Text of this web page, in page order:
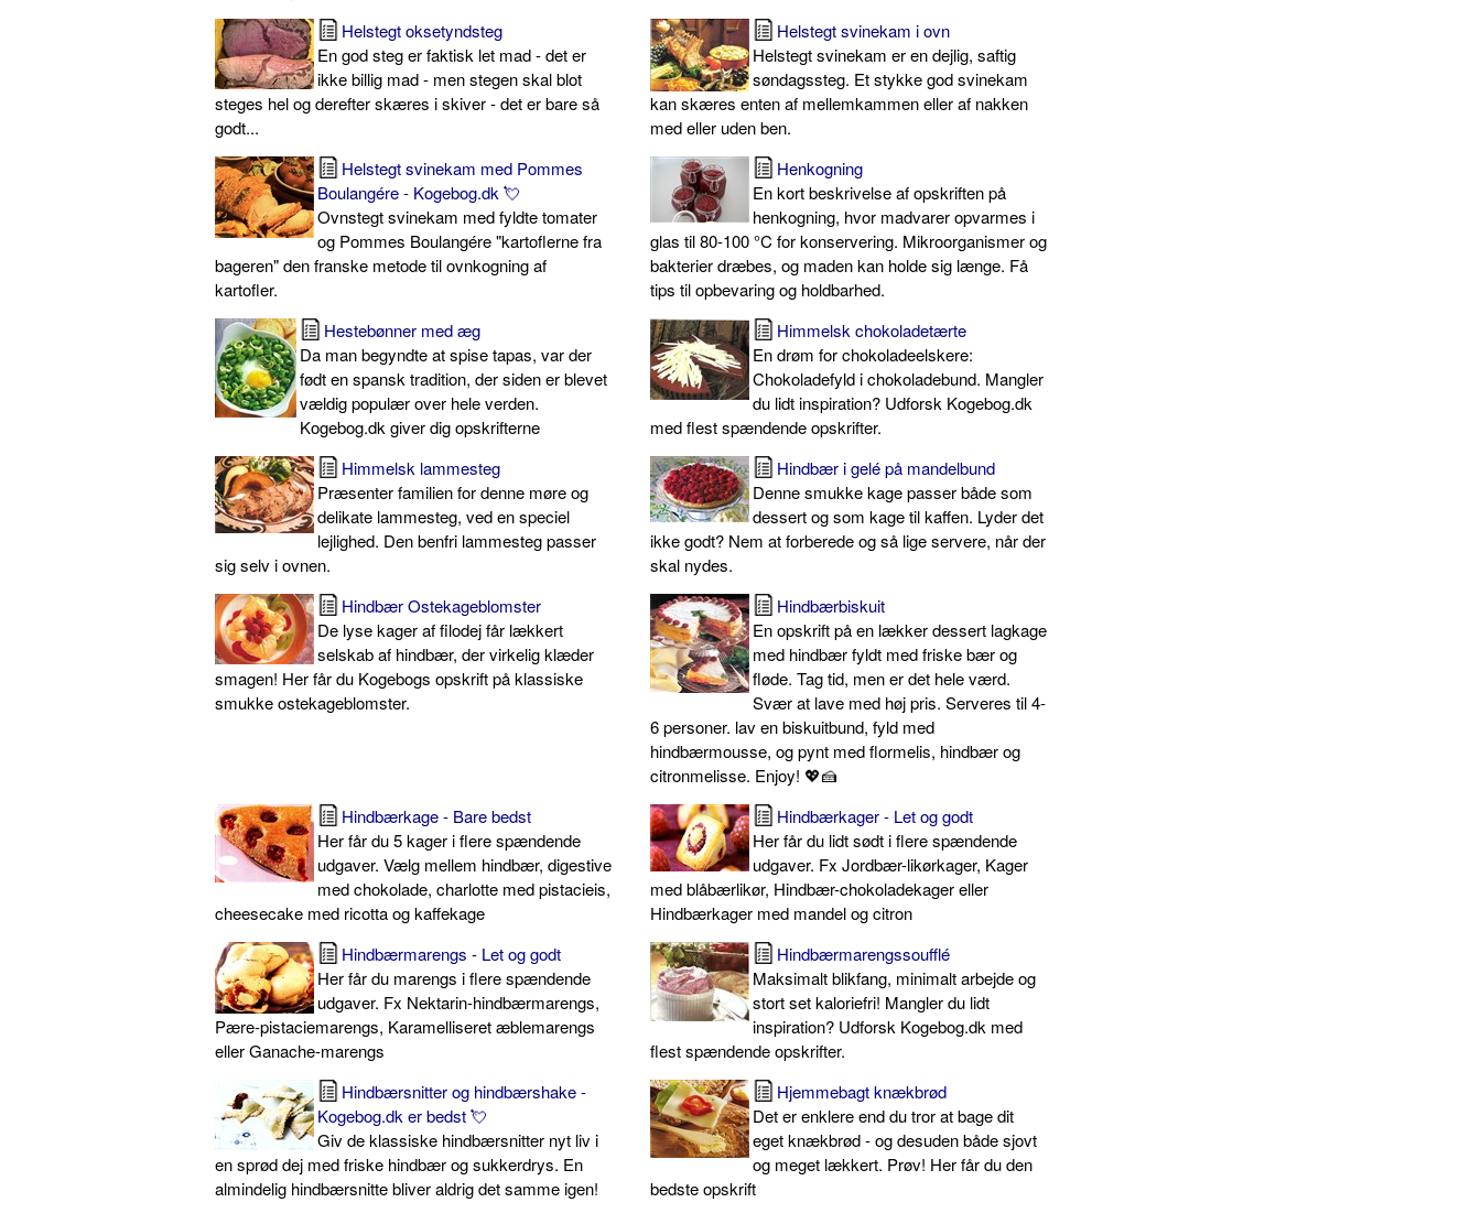
Helstegt oksetyndsteg
En god steg er faktisk let mad - det er
ikke billig mad - men stegen skal blot
steges hel og derefter skæres i skiver - det er bare så
godt...
Helstegt svinekam i ovn
Helstegt svinekam er en dejlig, saftig
søndagssteg. Et stykke god svinekam
kan skæres enten af mellemkammen eller af nakken
med eller uden ben.
Helstegt svinekam med Pommes
Boulangére - Kogebog.dk 💘
Ovnstegt svinekam med fyldte tomater
og Pommes Boulangére "kartoflerne fra
bageren" den franske metode til ovnkogning af
kartofler.
Henkogning
En kort beskrivelse af opskriften på
henkogning, hvor madvarer opvarmes i
glas til 80-100 °C for konservering. Mikroorganismer og
bakterier dræbes, og maden kan holde sig længe. Få
tips til opbevaring og holdbarhed.
Hestebønner med æg
Da man begyndte at spise tapas, var der
født en spansk tradition, der siden er blevet
vældig populær over hele verden.
Kogebog.dk giver dig opskrifterne
Himmelsk chokoladetærte
En drøm for chokoladeelskere:
Chokoladefyld i chokoladebund. Mangler
du lidt inspiration? Udforsk Kogebog.dk
med flest spændende opskrifter.
Himmelsk lammesteg
Præsenter familien for denne møre og
delikate lammesteg, ved en speciel
lejlighed. Den benfri lammesteg passer
sig selv i ovnen.
Hindbær i gelé på mandelbund
Denne smukke kage passer både som
dessert og som kage til kaffen. Lyder det
ikke godt? Nem at forberede og så lige servere, når der
skal nydes.
Hindbær Ostekageblomster
De lyse kager af filodej får lækkert
selskab af hindbær, der virkelig klæder
smagen! Her får du Kogebogs opskrift på klassiske
smukke ostekageblomster.
Hindbærbiskuit
En opskrift på en lækker dessert lagkage
med hindbær fyldt med friske bær og
fløde. Tag tid, men er det hele værd.
Svær at lave med høj pris. Serveres til 4-
6 personer. lav en biskuitbund, fyld med
hindbærmousse, og pynt med flormelis, hindbær og
citronmelisse. Enjoy! 💖🍰
Hindbærkage - Bare bedst
Her får du 5 kager i flere spændende
udgaver. Vælg mellem hindbær, digestive
med chokolade, charlotte med pistacieis,
cheesecake med ricotta og kaffekage
Hindbærkager - Let og godt
Her får du lidt sødt i flere spændende
udgaver. Fx Jordbær-likørkager, Kager
med blåbærlikør, Hindbær-chokoladekager eller
Hindbærkager med mandel og citron
Hindbærmarengs - Let og godt
Her får du marengs i flere spændende
udgaver. Fx Nektarin-hindbærmarengs,
Pære-pistaciemarengs, Karamelliseret æblemarengs
eller Ganache-marengs
Hindbærmarengssoufflé
Maksimalt blikfang, minimalt arbejde og
stort set kaloriefri! Mangler du lidt
inspiration? Udforsk Kogebog.dk med
flest spændende opskrifter.
Hindbærsnitter og hindbærshake -
Kogebog.dk er bedst 💘
Giv de klassiske hindbærsnitter nyt liv i
en sprød dej med friske hindbær og sukkerdrys. En
almindelig hindbærsnitte bliver aldrig det samme igen!
Hjemmebagt knækbrød
Det er enklere end du tror at bage dit
eget knækbrød - og desuden både sjovt
og meget lækkert. Prøv! Her får du den
bedste opskrift